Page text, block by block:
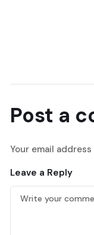
Post a
Your email
Leave a Reply